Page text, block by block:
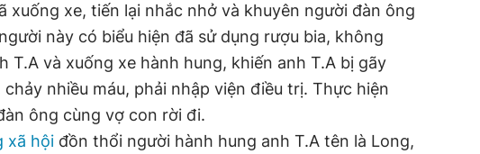
xuống xe, tiến lại nhắc nhở và khuyên người đàn ông
này có biểu hiện đã sử dụng rượu bia, không
T.A và xuống xe hành hung, khiến anh T.A bị gãy
nhiều máu, phải nhập viện điều trị. Thực hiện
ông cùng vợ con rời đi.
xã hội đồn thổi người hành hung anh T.A tên là Long,